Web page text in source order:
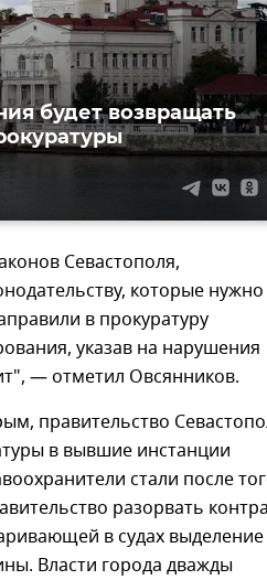
будет возвращать
Севастополя,
которые нужно
в прокуратуру
указав на нарушения
— отметил Овсянников.
правительство
в вывшие инстанции
стали после
разорвать
в судах выделение
Власти города дважды